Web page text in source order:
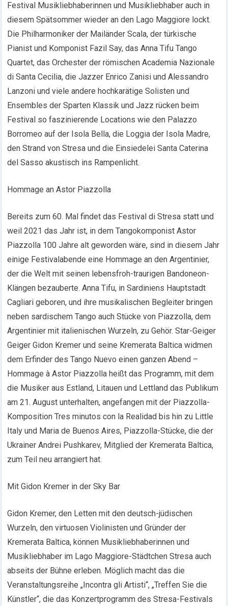
Festival Musikliebhaberinnen und Musikliebhaber auch in
diesem Spätsommer wieder an den Lago Maggiore lockt.
Die Philharmoniker der Mailänder Scala, der türkische
Pianist und Komponist Fazil Say, das Anna Tifu Tango
Quartet, das Orchester der römischen Academia Nazionale
di Santa Cecilia, die Jazzer Enrico Zanisi und Alessandro
Lanzoni und viele andere hochkarätige Solisten und
Ensembles der Sparten Klassik und Jazz rücken beim
Festival so faszinierende Locations wie den Palazzo
Borromeo auf der Isola Bella, die Loggia der Isola Madre,
den Strand von Stresa und die Einsiedelei Santa Caterina
del Sasso akustisch ins Rampenlicht.
Hommage an Astor Piazzolla
Bereits zum 60. Mal findet das Festival di Stresa statt und
weil 2021 das Jahr ist, in dem Tangokomponist Astor
Piazzolla 100 Jahre alt geworden wäre, sind in diesem Jahr
einige Festivalabende eine Hommage an den Argentinier,
der die Welt mit seinen lebensfroh-traurigen Bandoneon-
Klängen bezauberte. Anna Tifu, in Sardiniens Hauptstadt
Cagliari geboren, und ihre musikalischen Begleiter bringen
neben sardischem Tango auch Stücke von Piazzolla, dem
Argentinier mit italienischen Wurzeln, zu Gehör. Star-Geiger
Geiger Gidon Kremer und seine Kremerata Baltica widmen
dem Erfinder des Tango Nuevo einen ganzen Abend –
Hommage à Astor Piazzolla heißt das Programm, mit dem
die Musiker aus Estland, Litauen und Lettland das Publikum
am 21. August unterhalten, angefangen mit der Piazzolla-
Komposition Tres minutos con la Realidad bis hin zu Little
Italy und Maria de Buenos Aires, Piazzolla-Stücke, die der
Ukrainer Andrei Pushkarev, Mitglied der Kremerata Baltica,
zum Teil neu arrangiert hat.
Mit Gidon Kremer in der Sky Bar
Gidon Kremer, den Letten mit den deutsch-jüdischen
Wurzeln, den virtuosen Violinisten und Gründer der
Kremerata Baltica, können Musikliebhaberinnen und
Musikliebhaber im Lago Maggiore-Städtchen Stresa auch
abseits der Bühne erleben. Möglich macht das die
Veranstaltungsreihe „Incontra gli Artisti“, „Treffen Sie die
Künstler“, die das Konzertprogramm des Stresa-Festivals